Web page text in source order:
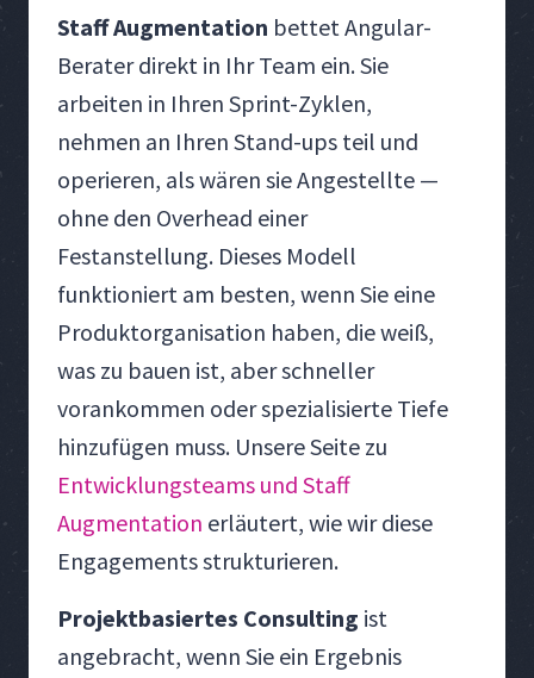
Staff Augmentation bettet Angular-
Berater direkt in Ihr Team ein. Sie
arbeiten in Ihren Sprint-Zyklen,
nehmen an Ihren Stand-ups teil und
operieren, als wären sie Angestellte —
ohne den Overhead einer
Festanstellung. Dieses Modell
funktioniert am besten, wenn Sie eine
Produktorganisation haben, die weiß,
was zu bauen ist, aber schneller
vorankommen oder spezialisierte Tiefe
hinzufügen muss. Unsere Seite zu
Entwicklungsteams und Staff
Augmentation erläutert, wie wir diese
Engagements strukturieren.
Projektbasiertes Consulting ist
angebracht, wenn Sie ein Ergebnis